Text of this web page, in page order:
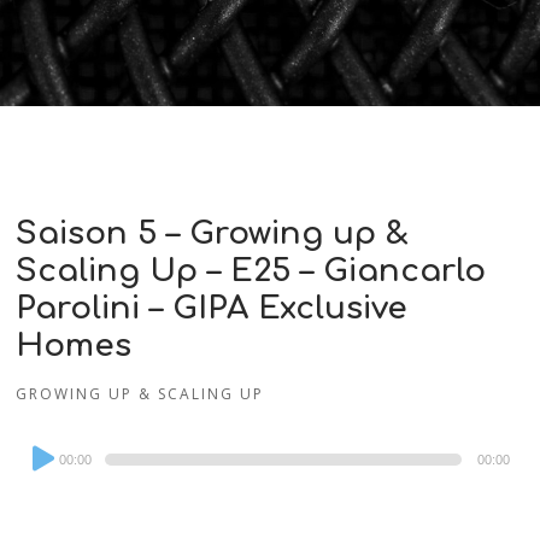
Saison 5 – Growing up &
Scaling Up – E25 – Giancarlo
Parolini – GIPA Exclusive
Homes
GROWING UP & SCALING UP
Audio
Player
00:00 00:00